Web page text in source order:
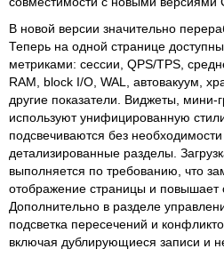
В новой версии значительно
Теперь на одной странице
метриками: сессии, QPS/TPS,
RAM, block I/O, WAL, автовакуум,
другие показатели. Виджеты, мини-
используют унифицированную
подсвечиваются без
детализированные разделы.
выполняется по требованию, что
отображение страницы и повышает
Дополнительно в разделе
подсветка пересечений и
включая дублирующиеся записи и